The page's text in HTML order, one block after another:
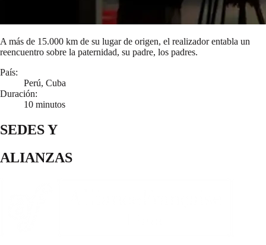
A más de 15.000 km de su lugar de origen, el realizador entabla un
reencuentro sobre la paternidad, su padre, los padres.
País:
Perú, Cuba
Duración:
10 minutos
SEDES Y
ALIANZAS